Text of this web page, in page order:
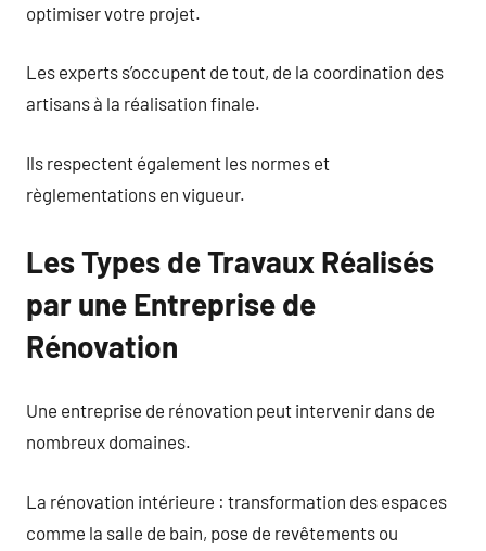
optimiser votre projet.
Les experts s’occupent de tout, de la coordination des
artisans à la réalisation finale.
Ils respectent également les normes et
règlementations en vigueur.
Les Types de Travaux Réalisés
par une Entreprise de
Rénovation
Une entreprise de rénovation peut intervenir dans de
nombreux domaines.
La rénovation intérieure : transformation des espaces
comme la salle de bain, pose de revêtements ou